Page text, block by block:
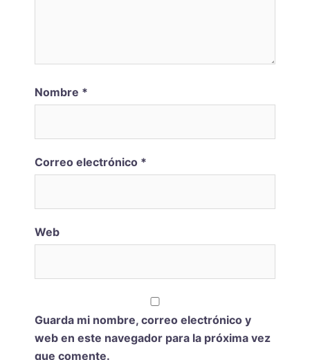
Nombre *
Correo electrónico *
Web
Guarda mi nombre, correo electrónico y
web en este navegador para la próxima vez
que comente.